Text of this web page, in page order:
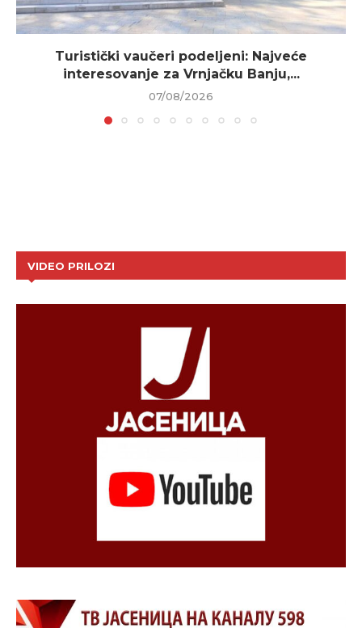
Turistički vaučeri podeljeni: Najveće
interesovanje za Vrnjačku Banju,...
07/08/2026
VIDEO PRILOZI